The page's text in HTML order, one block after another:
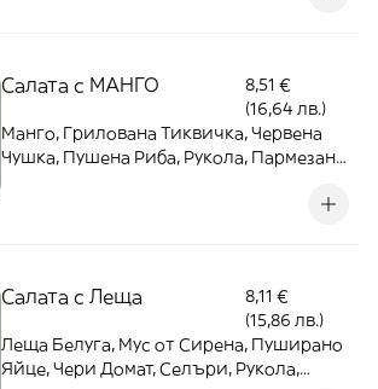
Салата с МАНГО
8,51 €
(16,64 лв.)
Манго, Грилована Тиквичка, Червена
Чушка, Пушена Риба, Рукола, Пармезан,
Салата с Леща
8,11 €
(15,86 лв.)
Леща Белуга, Мус от Сирена, Пуширано
Яйце, Чери Домат, Селъри, Рукола,